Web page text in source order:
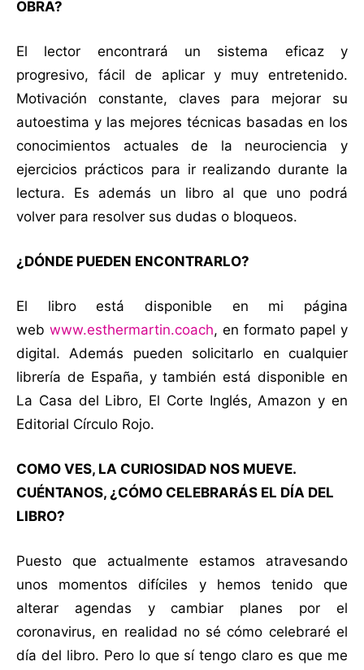
OBRA?
El lector encontrará un sistema eficaz y
progresivo, fácil de aplicar y muy entretenido.
Motivación constante, claves para mejorar su
autoestima y las mejores técnicas basadas en los
conocimientos actuales de la neurociencia y
ejercicios prácticos para ir realizando durante la
lectura. Es además un libro al que uno podrá
volver para resolver sus dudas o bloqueos.
¿DÓNDE PUEDEN ENCONTRARLO?
El libro está disponible en mi página
web www.esthermartin.coach, en formato papel y
digital. Además pueden solicitarlo en cualquier
librería de España, y también está disponible en
La Casa del Libro, El Corte Inglés, Amazon y en
Editorial Círculo Rojo.
COMO VES, LA CURIOSIDAD NOS MUEVE.
CUÉNTANOS, ¿CÓMO CELEBRARÁS EL DÍA DEL
LIBRO?
Puesto que actualmente estamos atravesando
unos momentos difíciles y hemos tenido que
alterar agendas y cambiar planes por el
coronavirus, en realidad no sé cómo celebraré el
día del libro. Pero lo que sí tengo claro es que me